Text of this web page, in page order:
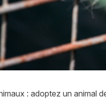
: adoptez un animal